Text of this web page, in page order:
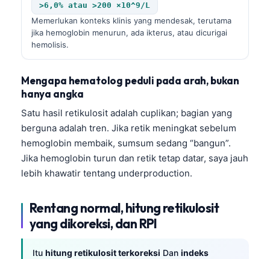
>6,0% atau >200 ×10^9/L
Memerlukan konteks klinis yang mendesak, terutama
jika hemoglobin menurun, ada ikterus, atau dicurigai
hemolisis.
Mengapa hematolog peduli pada arah, bukan
hanya angka
Satu hasil retikulosit adalah cuplikan; bagian yang
berguna adalah tren. Jika retik meningkat sebelum
hemoglobin membaik, sumsum sedang “bangun”.
Jika hemoglobin turun dan retik tetap datar, saya jauh
lebih khawatir tentang underproduction.
Rentang normal, hitung retikulosit
yang dikoreksi, dan RPI
Itu hitung retikulosit terkoreksi Dan indeks